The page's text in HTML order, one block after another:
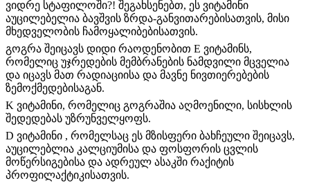
ვიდრე სტაფილოში?! შეგახსენებთ, ეს ვიტამინი
აუცილებელია ბავშვის ზრდა-განვითარებისათვის, მისი
მხედველობის ჩამოყალიბებისათვის.
გოგრა შეიცავს დიდი რაოდენობით E ვიტამინს,
რომელიც უჯრედების მემბრანების ნამდვილი მცველია
და იცავს მათ რადიაციისა და მავნე ნივთიერებების
ზემოქმედებისაგან.
K ვიტამინი, რომელიც გოგრაშია აღმოენილი, სისხლის
შედედებას უზრუნველყოფს.
D ვიტამინი , რომელსაც ეს მზისფერი ბახჩეული შეიცავს,
აუცილებლია კალციუმისა და ფოსფორის ცვლის
მოწერსიგებისა და ადრეულ ასაკში რაქიტის
პროფილაქტიკისათვის.